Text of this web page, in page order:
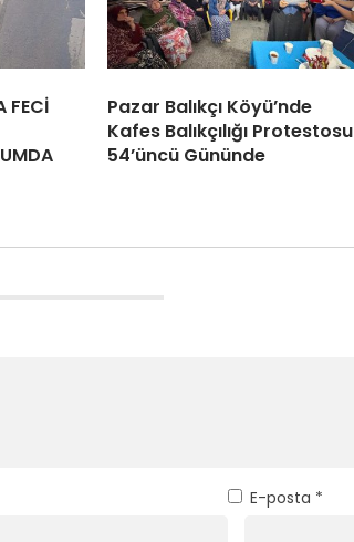
FECİ
Pazar Balıkçı Köyü’nde
Kafes Balıkçılığı Protestosu
54’üncü Gününde
E-posta *